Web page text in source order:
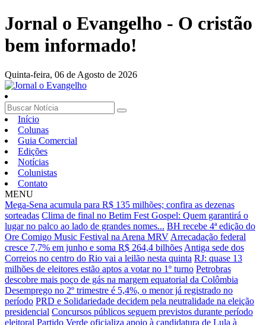
Jornal o Evangelho - O cristão
bem informado!
Quinta-feira, 06 de Agosto de 2026
Início
Colunas
Guia Comercial
Edições
Notícias
Colunistas
Contato
MENU
Mega-Sena acumula para R$ 135 milhões; confira as dezenas
sorteadas Clima de final no Betim Fest Gospel: Quem garantirá o
lugar no palco ao lado de grandes nomes... BH recebe 4ª edição do
Ore Comigo Music Festival na Arena MRV Arrecadação federal
cresce 7,7% em junho e soma R$ 264,4 bilhões Antiga sede dos
Correios no centro do Rio vai a leilão nesta quinta RJ: quase 13
milhões de eleitores estão aptos a votar no 1º turno Petrobras
descobre mais poço de gás na margem equatorial da Colômbia
Desemprego no 2º trimestre é 5,4%, o menor já registrado no
período PRD e Solidariedade decidem pela neutralidade na eleição
presidencial Concursos públicos seguem previstos durante período
eleitoral Partido Verde oficializa apoio à candidatura de Lula à